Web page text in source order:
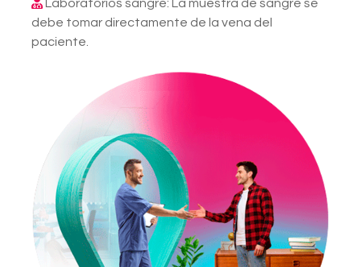
Laboratorios sangre: La muestra de sangre se
debe tomar directamente de la vena del
paciente.